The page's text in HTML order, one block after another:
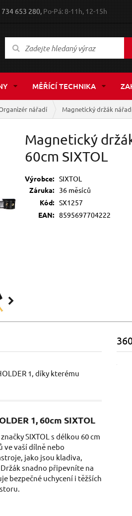
653 280,Po-Pá: 8-11h, 12-15h
MĚŘÍCÍ TECHNIKA
nářadí Magnetický držák nářadí
Magnetický
60cm SIXTOL
Výrobce: SIXTOL
Záruka:
36 měsíců
Kód: SX1257
EAN: 8595697704222
1, díky kterému
1, 60cm SIXTOL
SIXTOL s délkou 60 cm
vaší dílně nebo
jako jsou kladiva,
snadno připevníte na
bezpečné uchycení i těžších